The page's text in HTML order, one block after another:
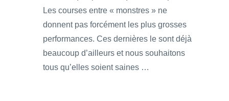
Les courses entre « monstres » ne
donnent pas forcément les plus grosses
performances. Ces dernières le sont déjà
beaucoup d’ailleurs et nous souhaitons
tous qu’elles soient saines …